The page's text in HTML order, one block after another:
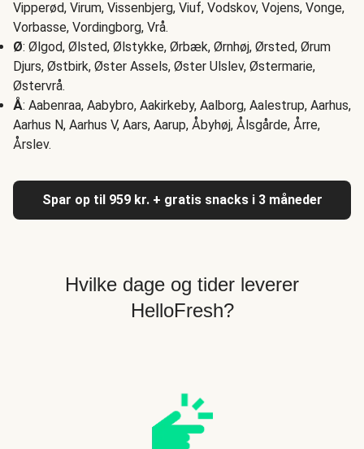
Vipperød, Virum, Vissenbjerg, Viuf, Vodskov, Vojens, Vonge,
Vorbasse, Vordingborg, Vrå.
Ø: Ølgod, Ølsted, Ølstykke, Ørbæk, Ørnhøj, Ørsted, Ørum
Djurs, Østbirk, Øster Assels, Øster Ulslev, Østermarie,
Østervrå.
Å: Aabenraa, Aabybro, Aakirkeby, Aalborg, Aalestrup, Aarhus,
Aarhus N, Aarhus V, Aars, Aarup, Åbyhøj, Ålsgårde, Årre,
Årslev.
Spar op til 959 kr. + gratis snacks i 3 måneder
Hvilke dage og tider leverer
HelloFresh?